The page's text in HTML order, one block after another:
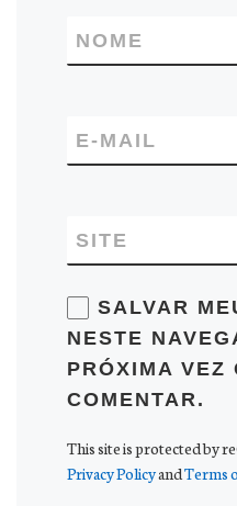
NOME
E-MAIL
SITE
SALVAR
NESTE
PRÓXIMA VEZ
COMENTAR.
This site is protected by
Privacy PolicyandTerms